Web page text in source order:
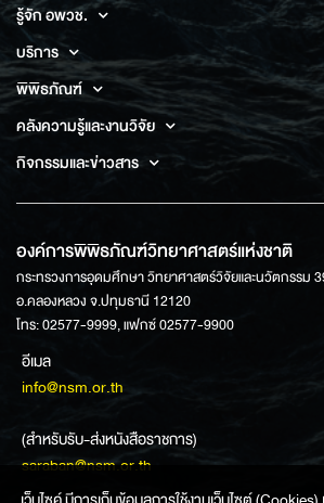
รู้จัก อพวช.
บริการ
พิพิธภัณฑ์
คลังความรู้และงานวิจัย
กิจกรรมและข่าวสาร
องค์การพิพิธภัณฑ์วิทยาศาสตร์แห่งชาติ
กระทรวงการอุดมศึกษา วิทยาศาสตร์วิจัยและนวัตกรรม
อ.คลองหลวง จ.ปทุมธานี 12120
โทร: 02577-9999, แฟกซ์ 02577-9900
อีเมล
info@nsm.or.th
(สำหรับรับ-ส่งหนังสือราชการ)
saraban@nsm.or.th